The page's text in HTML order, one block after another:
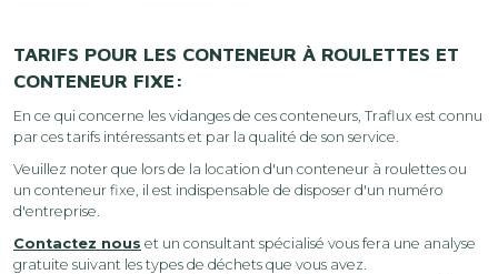
TARIFS POUR LES CONTENEUR À ROULETTES ET
CONTENEUR FIXE:
En ce qui concerne les vidanges de ces conteneurs, Traflux est connu
par ces tarifs intéressants et par la qualité de son service.
Veuillez noter que lors de la location d'un conteneur à roulettes ou
un conteneur fixe, il est indispensable de disposer d'un numéro
d'entreprise.
Contactez nous et un consultant spécialisé vous fera une analyse
gratuite suivant les types de déchets que vous avez.